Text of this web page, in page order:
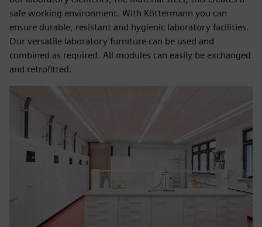
safe working environment. With Köttermann you can
ensure durable, resistant and hygienic laboratory facilities.
Our versatile laboratory furniture can be used and
combined as required. All modules can easily be exchanged
and retrofitted.